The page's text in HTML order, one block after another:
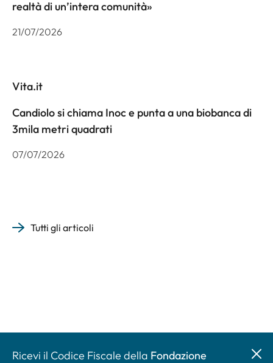
realtà di un’intera comunità»
21/07/2026
Vita.it
Candiolo si chiama Inoc e punta a una biobanca di
3mila metri quadrati
07/07/2026
Tutti gli articoli
Ricevi il Codice Fiscale della Fondazione